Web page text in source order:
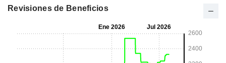
Revisiones de Beneficios